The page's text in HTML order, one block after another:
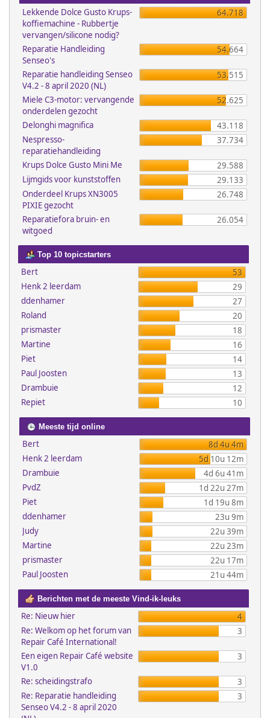
Lekkende Dolce Gusto Krups-
koffiemachine - Rubbertje
vervangen/silicone nodig?
64.718
Reparatie Handleiding
Senseo's
54.664
Reparatie handleiding Senseo
V4.2 - 8 april 2020 (NL)
53.515
Miele C3-motor: vervangende
onderdelen gezocht
52.625
Delonghi magnifica
43.118
Nespresso-
reparatiehandleiding
37.734
Krups Dolce Gusto Mini Me
29.588
Lijmgids voor kunststoffen
29.133
Onderdeel Krups XN3005
PIXIE gezocht
26.748
Reparatiefora bruin- en
witgoed
26.054
Top 10 topicstarters
Bert
53
Henk 2 leerdam
29
ddenhamer
27
Roland
20
prismaster
18
Martine
16
Piet
14
Paul Joosten
13
Drambuie
12
Repiet
10
Meeste tijd online
Bert
8d 4u 4m
Henk 2 leerdam
5d 10u 12m
Drambuie
4d 6u 41m
PvdZ
1d 22u 27m
Piet
1d 19u 8m
ddenhamer
23u 9m
Judy
22u 39m
Martine
22u 23m
prismaster
22u 17m
Paul Joosten
21u 44m
Berichten met de meeste Vind-ik-leuks
Re: Nieuw hier
4
Re: Welkom op het forum van
Repair Café International!
3
Een eigen Repair Café website
V1.0
3
Re: scheidingstrafo
3
Re: Reparatie handleiding
Senseo V4.2 - 8 april 2020
3